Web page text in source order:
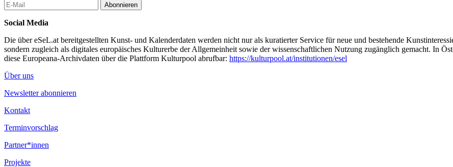
Abonnieren
Social Media
Die über eSeL.at bereitgestellten Kunst- und Kalenderdaten werden nicht nur als kuratierter Service für neue und bestehende
sondern zugleich als digitales europäisches Kulturerbe der Allgemeinheit sowie der wissenschaftlichen Nutzung zugänglich gemacht. In
diese Europeana-Archivdaten über die Plattform Kulturpool abrufbar: https://kulturpool.at/institutionen/esel
Über uns
Newsletter abonnieren
Kontakt
Terminvorschlag
Partner*innen
Projekte